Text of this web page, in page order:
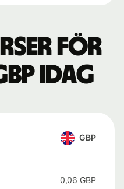
för
idag
GBP
0,06 GBP